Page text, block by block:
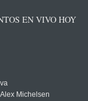
EN VIVO HOY
Michelsen